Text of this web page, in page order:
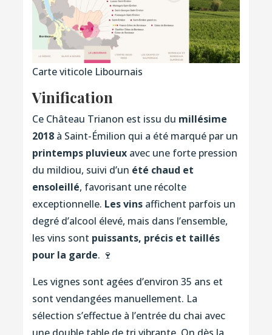
Carte viticole Libournais
Vinification
Ce Château Trianon est issu du millésime
2018à Saint-Émilion qui a été marqué par un
printemps pluvieuxavec une forte pression
du mildiou, suivi d’un été chaud et
ensoleillé, favorisant une récolte
exceptionnelle. Les vins affichent parfois un
degré d’alcool élevé, mais dans l’ensemble,
les vins sont puissants, précis et taillés
pour la garde. 🍷
Les vignes sont agées d’environ 35 ans et
sont vendangées manuellement. La
sélection s’effectue à l’entrée du chai avec